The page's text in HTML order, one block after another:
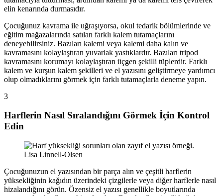
elin kenarında durmasıdır.
Çocuğunuz kavrama ile uğraşıyorsa, okul tedarik bölümlerinde ve
eğitim mağazalarında satılan farklı kalem tutamaçlarını
deneyebilirsiniz. Bazıları kalemi veya kalemi daha kalın ve
kavramasını kolaylaştıran yuvarlak yastıklardır. Bazıları tripod
kavramasını korumayı kolaylaştıran üçgen şekilli tüplerdir. Farklı
kalem ve kurşun kalem şekilleri ve el yazısını geliştirmeye yardımcı
olup olmadıklarını görmek için farklı tutamaçlarla deneme yapın.
3
Harflerin Nasıl Sıralandığını Görmek İçin Kontrol
Edin
Lisa Linnell-Olsen
Çocuğunuzun el yazısından bir parça alın ve çeşitli harflerin
yüksekliğinin kağıdın üzerindeki çizgilerle veya diğer harflerle nasıl
hizalandığını görün. Özensiz el yazısı genellikle boyutlarında